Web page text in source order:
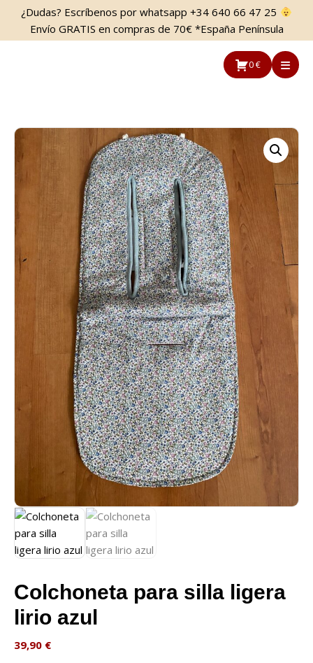
Saltar
contenido
Saltar
la
¿Dudas? Escríbenos por whatsapp +34 640 66 47 25
Envío GRATIS en compras de 70€ *España Península
0 €
Colchoneta para silla ligera
lirio azul
39,90 €